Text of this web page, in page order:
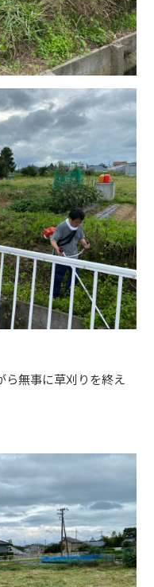
ら無事に草刈りを終え